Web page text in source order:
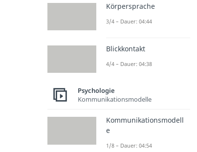
Körpersprache
3/4 – Dauer: 04:44
Blickkontakt
4/4 – Dauer: 04:38
Psychologie
Kommunikationsmodelle
Kommunikationsmodell
e
1/8 – Dauer: 04:54